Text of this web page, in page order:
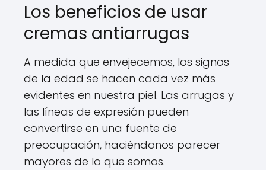
Los beneficios de usar
cremas antiarrugas
A medida que envejecemos, los signos
de la edad se hacen cada vez más
evidentes en nuestra piel. Las arrugas y
las líneas de expresión pueden
convertirse en una fuente de
preocupación, haciéndonos parecer
mayores de lo que somos.